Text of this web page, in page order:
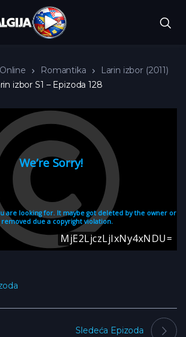
Romantika
Larin izbor (2011)
izbor S1 – Epizoda 128
Sledeća Epizoda